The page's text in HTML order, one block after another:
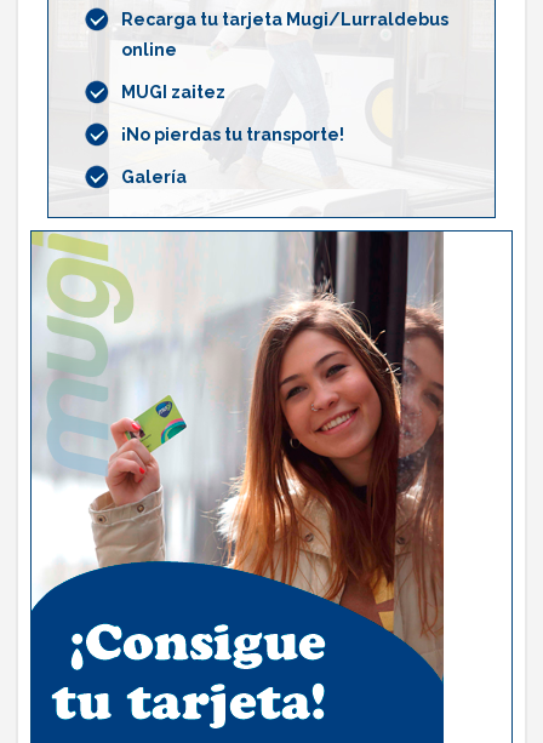
Recarga tu tarjeta Mugi/Lurraldebus
online
MUGI zaitez
¡No pierdas tu transporte!
Galería